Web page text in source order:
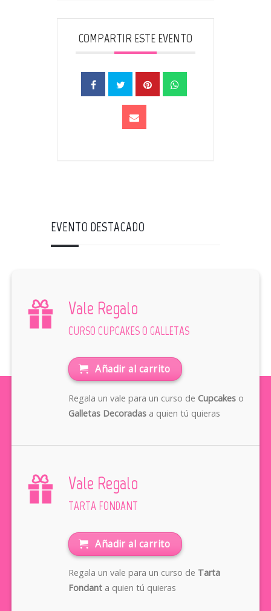
COMPARTIR ESTE EVENTO
EVENTO DESTACADO
Vale Regalo
CURSO CUPCAKES O GALLETAS
Añadir al carrito
Regala un vale para un curso de Cupcakeso
Galletas Decoradasa quien tú quieras
Vale Regalo
TARTA FONDANT
Añadir al carrito
Regala un vale para un curso de Tarta
Fondanta quien tú quieras